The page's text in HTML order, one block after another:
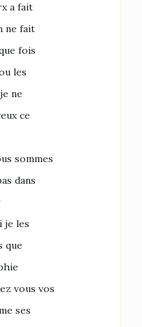
a fait
ne fait
fois
les
ne
ce
sommes
dans
je les
que
vous vos
ses